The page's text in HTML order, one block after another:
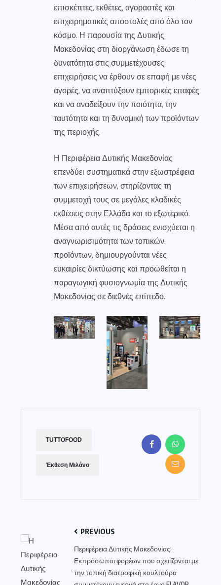
επισκέπτες, εκθέτες, αγοραστές και
επιχειρηματικές αποστολές από όλο τον
κόσμο. Η παρουσία της Δυτικής
Μακεδονίας στη διοργάνωση έδωσε τη
δυνατότητα στις συμμετέχουσες
επιχειρήσεις να έρθουν σε επαφή με νέες
αγορές, να αναπτύξουν εμπορικές επαφές
και να αναδείξουν την ποιότητα, την
ταυτότητα και τη δυναμική των προϊόντων
της περιοχής.
Η Περιφέρεια Δυτικής Μακεδονίας
επενδύει συστηματικά στην εξωστρέφεια
των επιχειρήσεων, στηρίζοντας τη
συμμετοχή τους σε μεγάλες κλαδικές
εκθέσεις στην Ελλάδα και το εξωτερικό.
Μέσα από αυτές τις δράσεις ενισχύεται η
αναγνωρισιμότητα των τοπικών
προϊόντων, δημιουργούνται νέες
ευκαιρίες δικτύωσης και προωθείται η
παραγωγική φυσιογνωμία της Δυτικής
Μακεδονίας σε διεθνές επίπεδο.
TUTTOFOOD
Έκθεση Μιλάνο
PREVIOUS
Περιφέρεια Δυτικής Μακεδονίας:
Εκπρόσωποι φορέων που σχετίζονται με
την τοπική διατροφική κουλτούρα